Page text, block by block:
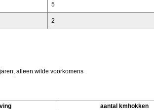
5
2
alleen wilde voorkomens
aantal kmhokken